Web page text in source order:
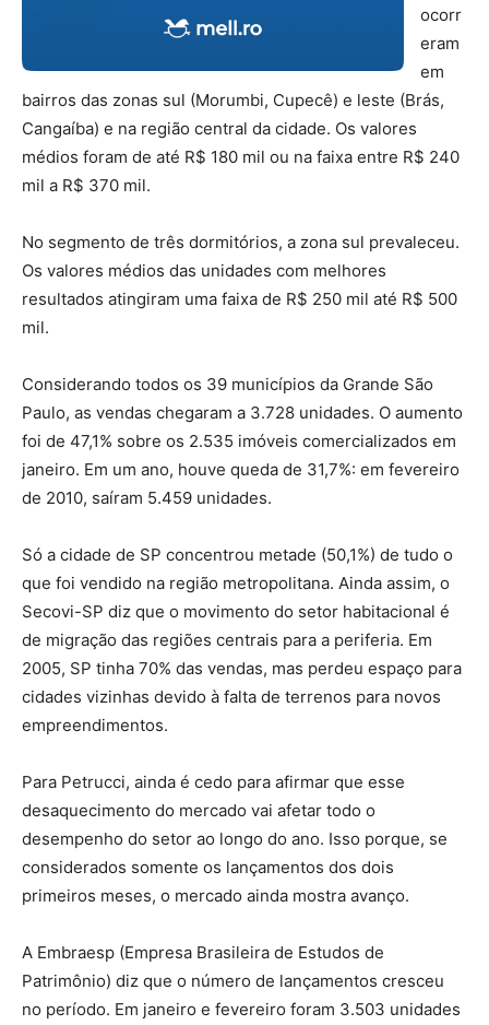
ocorr
eram
em
bairros das zonas sul (Morumbi, Cupecê) e leste (Brás,
Cangaíba) e na região central da cidade. Os valores
médios foram de até R$ 180 mil ou na faixa entre R$ 240
mil a R$ 370 mil.
No segmento de três dormitórios, a zona sul prevaleceu.
Os valores médios das unidades com melhores
resultados atingiram uma faixa de R$ 250 mil até R$ 500
mil.
Considerando todos os 39 municípios da Grande São
Paulo, as vendas chegaram a 3.728 unidades. O aumento
foi de 47,1% sobre os 2.535 imóveis comercializados em
janeiro. Em um ano, houve queda de 31,7%: em fevereiro
de 2010, saíram 5.459 unidades.
Só a cidade de SP concentrou metade (50,1%) de tudo o
que foi vendido na região metropolitana. Ainda assim, o
Secovi-SP diz que o movimento do setor habitacional é
de migração das regiões centrais para a periferia. Em
2005, SP tinha 70% das vendas, mas perdeu espaço para
cidades vizinhas devido à falta de terrenos para novos
empreendimentos.
Para Petrucci, ainda é cedo para afirmar que esse
desaquecimento do mercado vai afetar todo o
desempenho do setor ao longo do ano. Isso porque, se
considerados somente os lançamentos dos dois
primeiros meses, o mercado ainda mostra avanço.
A Embraesp (Empresa Brasileira de Estudos de
Patrimônio) diz que o número de lançamentos cresceu
no período. Em janeiro e fevereiro foram 3.503 unidades